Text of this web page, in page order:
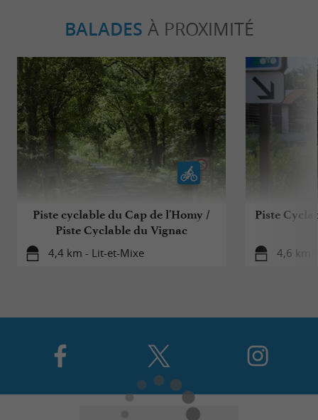
BALADES À PROXIMITÉ
Piste cyclable du Cap de l'Homy /
Piste Cyclable du Vignac
4,4 km - Lit-et-Mixe
Piste
4,6 km